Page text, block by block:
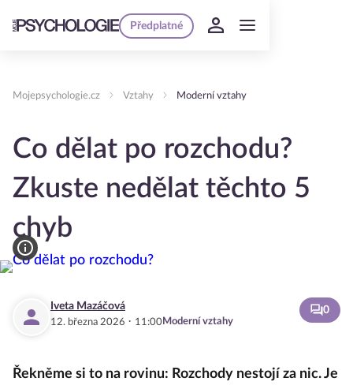
Předplatné
Mojepsychologie.cz Vztahy Moderní vztahy
Co dělat po rozchodu?
Zkuste nedělat těchto 5
chyb
Iveta Mazáčová
12. března 2026 · 11:00Moderní vztahy
0
Řekněme si to na rovinu: Rozchody nestojí za nic. Je